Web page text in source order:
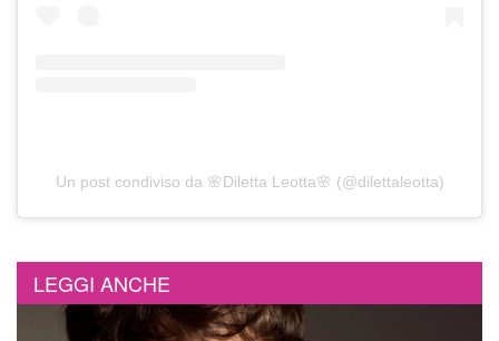
Un post condiviso da 🌸Diletta Leotta🌸 (@dilettaleotta)
LEGGI ANCHE